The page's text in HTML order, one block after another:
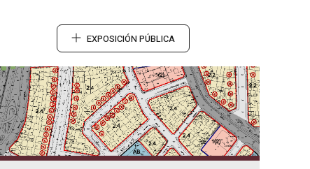
EXPOSICIÓN PÚBLICA